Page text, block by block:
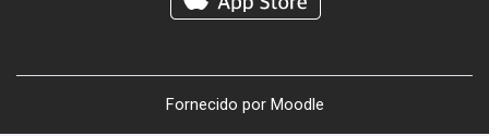
Fornecido por Moodle